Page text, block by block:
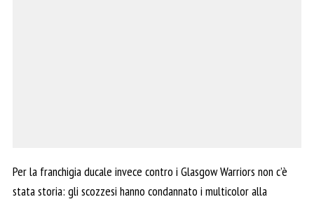
Per la franchigia ducale invece contro i Glasgow Warriors non c’è
stata storia: gli scozzesi hanno condannato i multicolor alla